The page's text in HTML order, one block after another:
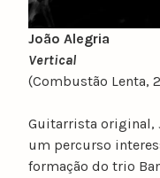
João Alegria
Vertical
(Combustão Lenta,
Guitarrista original,
um percurso
formação do trio